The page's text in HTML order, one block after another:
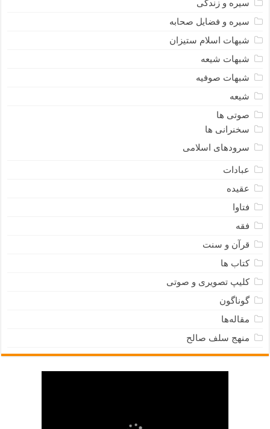
سیره و زندگی
سیره و فضایل صحابه
شبهات اسلام ستیزان
شبهات شیعه
شبهات صوفیه
شیعه
صوتی ها
سخنرانی ها
سرودهای اسلامی
عبادات
عقیده
فتاوا
فقه
قرآن و سنت
کتاب ها
کلیپ تصویری و صوتی
گوناگون
مقاله‌ها
منهج سلف صالح